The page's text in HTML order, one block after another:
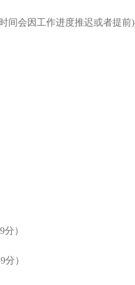
间会因工作进度推迟或者提前)
）
）